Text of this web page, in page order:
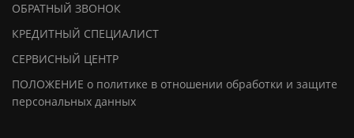
ОБРАТНЫЙ ЗВОНОК
КРЕДИТНЫЙ СПЕЦИАЛИСТ
СЕРВИСНЫЙ ЦЕНТР
ПОЛОЖЕНИЕ о политике в отношении обработки и защите
персональных данных